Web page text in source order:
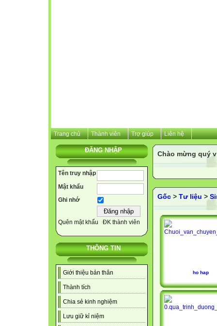
Trang chủ Thành viên Trợ giúp Liên hệ
ĐĂNG NHẬP
Tên truy nhập
Mật khẩu
Ghi nhớ
Quên mật khẩu ĐK thành viên
THÔNG TIN
Giới thiệu bản thân
Thành tích
Chia sẻ kinh nghiệm
Lưu giữ kỉ niệm
Chào mừng quý
Gốc > Tư liệu >
ho hap